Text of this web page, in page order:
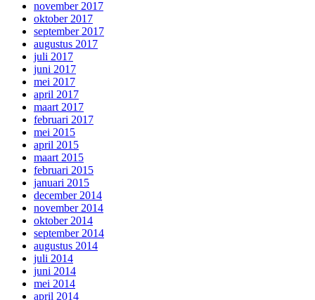
november 2017
oktober 2017
september 2017
augustus 2017
juli 2017
juni 2017
mei 2017
april 2017
maart 2017
februari 2017
mei 2015
april 2015
maart 2015
februari 2015
januari 2015
december 2014
november 2014
oktober 2014
september 2014
augustus 2014
juli 2014
juni 2014
mei 2014
april 2014